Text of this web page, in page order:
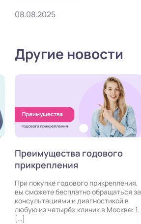
08.08.2025
Другие новости
Преимущества годового
прикрепления
При покупке годового прикрепления,
вы сможете бесплатно обращаться за
консультациями и диагностикой в
любую из четырёх клиник в Москве: 1.
[…]